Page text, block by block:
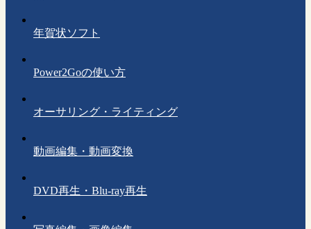
年賀状ソフト
Power2Goの使い方
オーサリング・ライティング
動画編集・動画変換
DVD再生・Blu-ray再生